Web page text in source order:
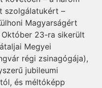
szolgálatukért –
Magyarságért
23-ra sikerült
Megyei
régi zsinagógája),
jubileumi
és méltóképp